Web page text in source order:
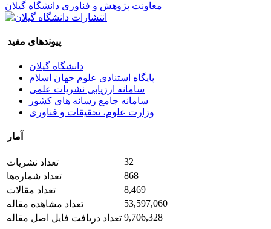
معاونت پژوهش و فناوری دانشگاه گیلان
پیوندهای مفید
دانشگاه گیلان
پایگاه استنادی علوم جهان اسلام
سامانه ارزیابی نشریات علمی
سامانه جامع رسانه های کشور
وزارت علوم، تحقیقات و فناوری
آمار
تعداد نشریات
32
تعداد شماره‌ها
868
تعداد مقالات
8,469
تعداد مشاهده مقاله
53,597,060
تعداد دریافت فایل اصل مقاله 9,706,328